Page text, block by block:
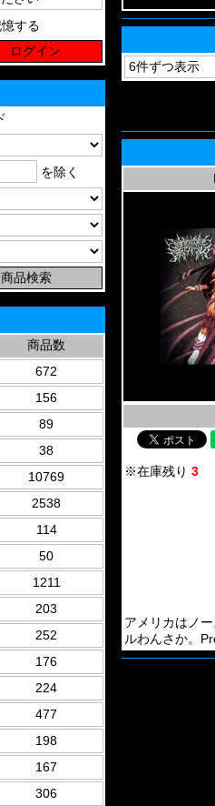
する
を除く
商品数
672
156
89
38
10769
2538
114
50
1211
203
252
176
224
477
198
167
306
※在庫残り 3
アメリカはノ
ルわんさか。